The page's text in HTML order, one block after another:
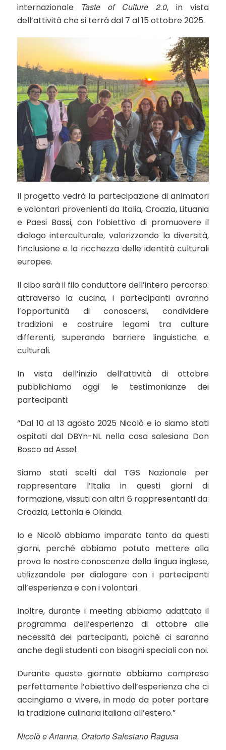
internazionale Taste of Culture 2.0, in vista
dell’attività che si terrà dal 7 al 15 ottobre 2025.
Il progetto vedrà la partecipazione di animatori
e volontari provenienti da Italia, Croazia, Lituania
e Paesi Bassi, con l’obiettivo di promuovere il
dialogo interculturale, valorizzando la diversità,
l’inclusione e la ricchezza delle identità culturali
europee.
Il cibo sarà il filo conduttore dell’intero percorso:
attraverso la cucina, i partecipanti avranno
l’opportunità di conoscersi, condividere
tradizioni e costruire legami tra culture
differenti, superando barriere linguistiche e
culturali.
In vista dell’inizio dell’attività di ottobre
pubblichiamo oggi le testimonianze dei
partecipanti:
“Dal 10 al 13 agosto 2025 Nicolò e io siamo stati
ospitati dal DBYn-NL nella casa salesiana Don
Bosco ad Assel.
Siamo stati scelti dal TGS Nazionale per
rappresentare l’Italia in questi giorni di
formazione, vissuti con altri 6 rappresentanti da:
Croazia, Lettonia e Olanda.
Io e Nicolò abbiamo imparato tanto da questi
giorni, perché abbiamo potuto mettere alla
prova le nostre conoscenze della lingua inglese,
utilizzandole per dialogare con i partecipanti
all’esperienza e con i volontari.
Inoltre, durante i meeting abbiamo adattato il
programma dell’esperienza di ottobre alle
necessità dei partecipanti, poiché ci saranno
anche degli studenti con bisogni speciali con noi.
Durante queste giornate abbiamo compreso
perfettamente l’obiettivo dell’esperienza che ci
accingiamo a vivere, in modo da poter portare
la tradizione culinaria italiana all’estero.”
Nicolò e Arianna, Oratorio Salesiano Ragusa